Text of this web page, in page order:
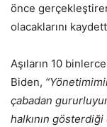
önce
olacaklarını
Aşıların 10
Biden,
çabadan
halkının